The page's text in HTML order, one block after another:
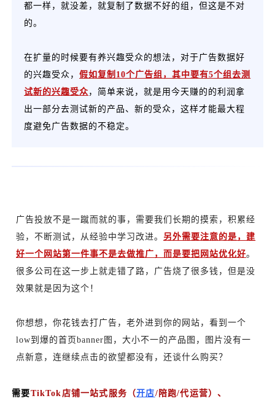
都一样，就没差，就复制了数据不好的组，但这是不对
的。
在扩量的时候要有养兴趣受众的想法，对于广告数据好
的兴趣受众，假如复制10个广告组，其中要有5个组去测
试新的兴趣受众 ，简单来说，就是用今天赚的的利润拿
出一部分去测试新的产品、新的受众，这样才能最大程
度避免广告数据的不稳定。
广告投放不是一蹴而就的事，需要我们长期的摸索，积累经
验，不断测试，从经验中学习改进。 另外需要注意的是，建
好一个网站第一件事不是去做推广，而是要把网站优化好。
很多公司在这一步上就走错了路，广告烧了很多钱，但是没
效果就是因为这个！
你想想，你花钱去打广告，老外进到你的网站，看到一个
low到爆的首页banner图，大小不一的产品图，图片没有一
点新意，连继续点击的欲望都没有，还谈什么购买？
需要TikTok店铺一站式服务（开店/陪跑/代运营）、